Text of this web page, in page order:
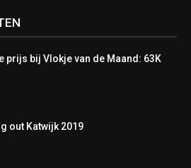
prijs bij Vlokje van de Maand: 63K
out Katwijk 2019